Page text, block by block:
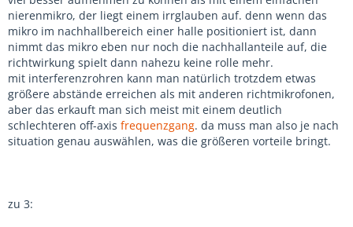
nierenmikro, der liegt einem irrglauben auf. denn wenn das
mikro im nachhallbereich einer halle positioniert ist, dann
nimmt das mikro eben nur noch die nachhallanteile auf, die
richtwirkung spielt dann nahezu keine rolle mehr.
mit interferenzrohren kann man natürlich trotzdem etwas
größere abstände erreichen als mit anderen richtmikrofonen,
aber das erkauft man sich meist mit einem deutlich
schlechteren off-axis frequenzgang. da muss man also je nach
situation genau auswählen, was die größeren vorteile bringt.
zu 3: